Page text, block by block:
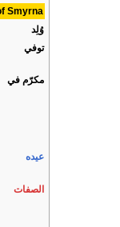
Smyrna
وُلِد
توفي
مكرّم في
عيده
الصفات